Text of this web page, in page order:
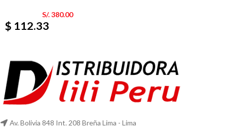
S/.380.00
$ 112.33
Av. Bolivia 848 Int. 208 Breña Lima - Lima